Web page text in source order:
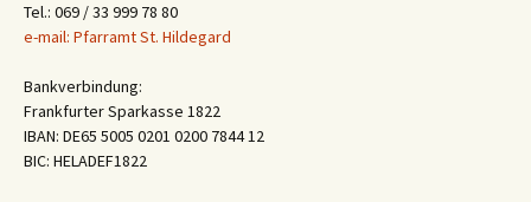
Tel.: 069 / 33 999 78 80
e-mail: Pfarramt St. Hildegard
Bankverbindung:
Frankfurter Sparkasse 1822
IBAN: DE65 5005 0201 0200 7844 12
BIC: HELADEF1822